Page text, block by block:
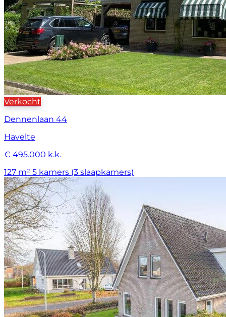
Verkocht
Dennenlaan 44
Havelte
€ 495.000 k.k.
127 m² 5 kamers (3 slaapkamers)